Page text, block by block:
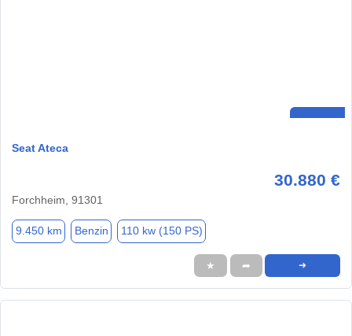
Seat Ateca
30.880 €
Forchheim, 91301
9.450 km Benzin 110 kw (150 PS)
★ ➦ ➜